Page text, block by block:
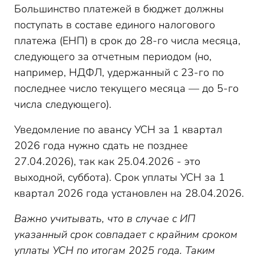
Большинство платежей в бюджет должны
поступать в составе единого налогового
платежа (ЕНП) в срок до 28-го числа месяца,
следующего за отчетным периодом (но,
например, НДФЛ, удержанный с 23-го по
последнее число текущего месяца — до 5-го
числа следующего).
Уведомление по авансу УСН за 1 квартал
2026 года нужно сдать не позднее
27.04.2026), так как 25.04.2026 - это
выходной, суббота). Срок уплаты УСН за 1
квартал 2026 года установлен на 28.04.2026.
Важно учитывать, что в случае с ИП
указанный срок совпадает с крайним сроком
уплаты УСН по итогам 2025 года. Таким